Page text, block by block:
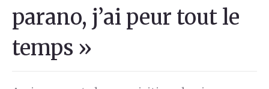
parano, j’ai peur tout le
temps »